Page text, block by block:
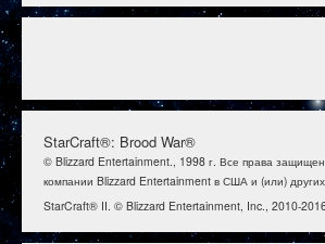
StarCraft®: Brood War®
© Blizzard Entertainment., 1998 г. Все права
компании Blizzard Entertainment в США и (или) других
StarCraft® II. © Blizzard Entertainment, Inc., 2010-